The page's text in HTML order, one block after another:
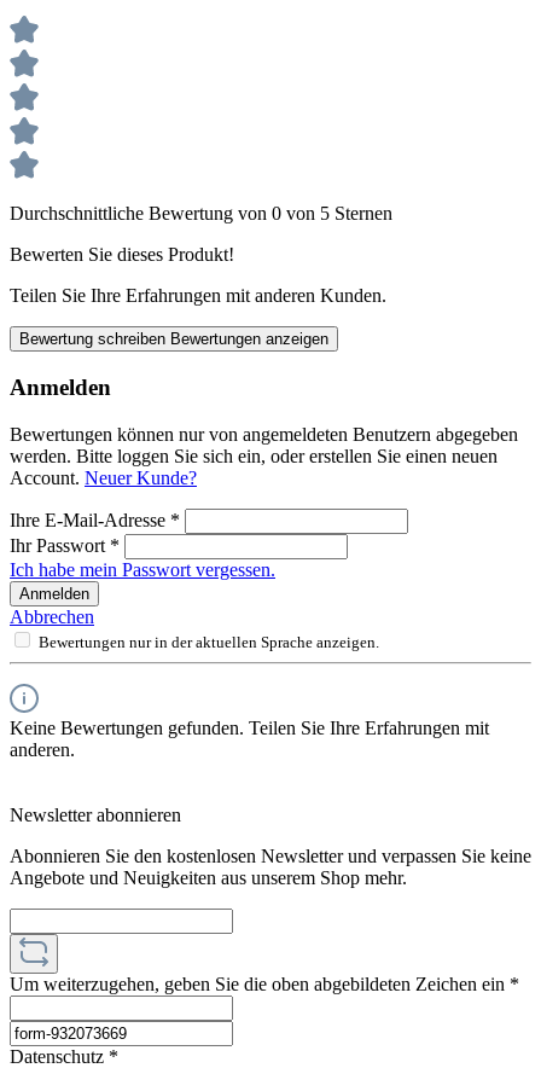
Durchschnittliche Bewertung von 0 von 5 Sternen
Bewerten Sie dieses Produkt!
Teilen Sie Ihre Erfahrungen mit anderen Kunden.
Bewertung schreiben Bewertungen anzeigen
Anmelden
Bewertungen können nur von angemeldeten Benutzern abgegeben
werden. Bitte loggen Sie sich ein, oder erstellen Sie einen neuen
Account. Neuer Kunde?
Ihre E-Mail-Adresse *
Ihr Passwort *
Ich habe mein Passwort vergessen.
Anmelden
Abbrechen
Bewertungen nur in der aktuellen Sprache anzeigen.
Keine Bewertungen gefunden. Teilen Sie Ihre Erfahrungen mit
anderen.
Newsletter abonnieren
Abonnieren Sie den kostenlosen Newsletter und verpassen Sie keine
Angebote und Neuigkeiten aus unserem Shop mehr.
Um weiterzugehen, geben Sie die oben abgebildeten Zeichen ein *
Datenschutz *